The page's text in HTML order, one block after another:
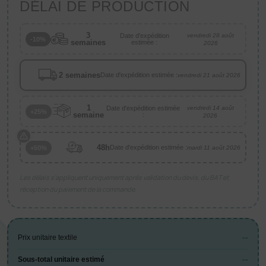
DÉLAI DE PRODUCTION
3
semaines
Date d'expédition
estimée :
vendredi 28 août
2026
2 semaines Date d'expédition estimée :vendredi 21 août 2026
1
semaine
Date d'expédition estimée
:
vendredi 14 août
2026
48h Date d'expédition estimée :mardi 11 août 2026
Prix unitaire textile --
Sous-total unitaire estimé --